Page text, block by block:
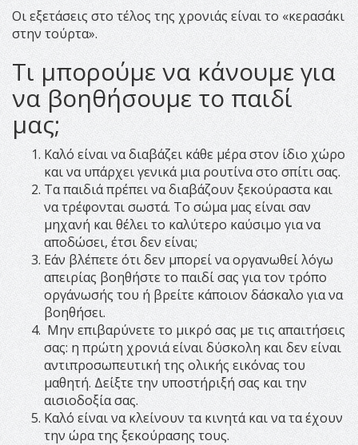
Οι εξετάσεις στο τέλος της χρονιάς είναι το «κερασάκι
στην τούρτα».
Τι μπορούμε να κάνουμε για
να βοηθήσουμε το παιδί
μας;
Καλό είναι να διαβάζει κάθε μέρα στον ίδιο χώρο
και να υπάρχει γενικά μια ρουτίνα στο σπίτι σας.
Τα παιδιά πρέπει να διαβάζουν ξεκούραστα και
να τρέφονται σωστά. Το σώμα μας είναι σαν
μηχανή και θέλει το καλύτερο καύσιμο για να
αποδώσει, έτσι δεν είναι;
Εάν βλέπετε ότι δεν μπορεί να οργανωθεί λόγω
απειρίας βοηθήστε το παιδί σας για τον τρόπο
οργάνωσής του ή βρείτε κάποιον δάσκαλο για να
βοηθήσει.
Μην επιβαρύνετε το μικρό σας με τις απαιτήσεις
σας: η πρώτη χρονιά είναι δύσκολη και δεν είναι
αντιπροσωπευτική της ολικής εικόνας του
μαθητή. Δείξτε την υποστήριξή σας και την
αισιοδοξία σας.
Καλό είναι να κλείνουν τα κινητά και να τα έχουν
την ώρα της ξεκούρασης τους.